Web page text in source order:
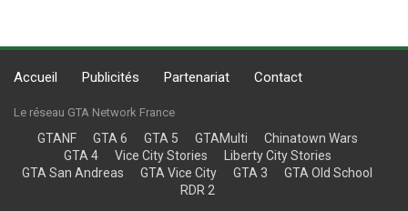
Accueil Publicités Partenariat Contact
Le réseau GTA Network France
GTANF GTA 6 GTA 5 GTAMulti
Chinatown Wars
GTA 4
Vice City Stories
Liberty City Stories
GTA San Andreas
GTA Vice City GTA 3
GTA Old School
RDR 2